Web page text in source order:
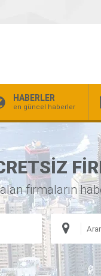
HABERLER
en güncel haberler
firmaların